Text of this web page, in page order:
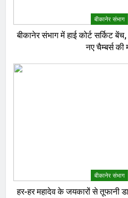
बीकानेर संभाग
बीकानेर संभाग में हाई कोर्ट सर्किट
नए चैम्बर्स की
बीकानेर संभाग
हर-हर महादेव के जयकारों से तूफानी